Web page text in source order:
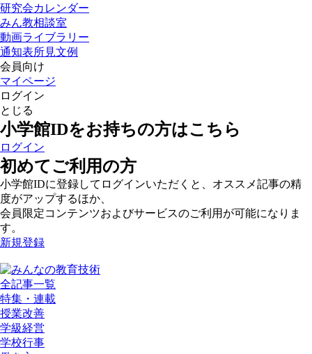
研究会カレンダー
みん教相談室
動画ライブラリー
通知表所見文例
会員向け
マイページ
ログイン
とじる
小学館IDをお持ちの方はこちら
ログイン
初めてご利用の方
小学館IDに登録してログインいただくと、オススメ記事の精
度がアップするほか、
会員限定コンテンツおよびサービスのご利用が可能になりま
す。
新規登録
全記事一覧
特集・連載
授業改善
学級経営
学校行事